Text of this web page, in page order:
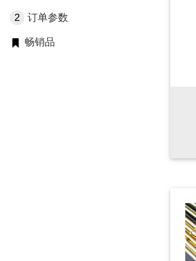
2 订单参数
畅销品